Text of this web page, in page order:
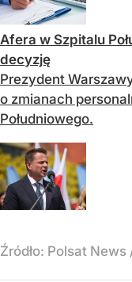
Afera w Szpitalu
decyzję
Prezydent
o zmianach
Południowego.
Źródło: Polsat News